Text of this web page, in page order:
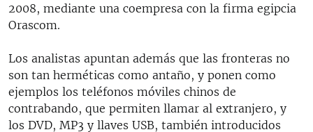
2008, mediante una coempresa con la firma egipcia
Orascom.
Los analistas apuntan además que las fronteras no
son tan herméticas como antaño, y ponen como
ejemplos los teléfonos móviles chinos de
contrabando, que permiten llamar al extranjero, y
los DVD, MP3 y llaves USB, también introducidos